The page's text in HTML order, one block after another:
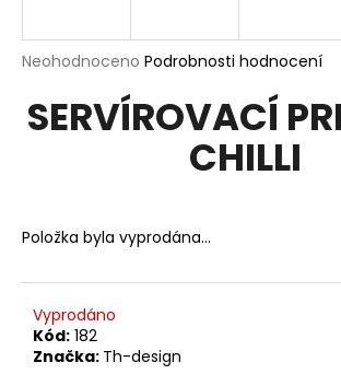
Průměrné
produktu
je
Neohodnoceno Podrobnosti hodnocení
SERVÍROVACÍ
CHILLI
Položka byla vyprodána…
Vyprodáno
Kód: 182
Značka: Th-design
j
t
?
D